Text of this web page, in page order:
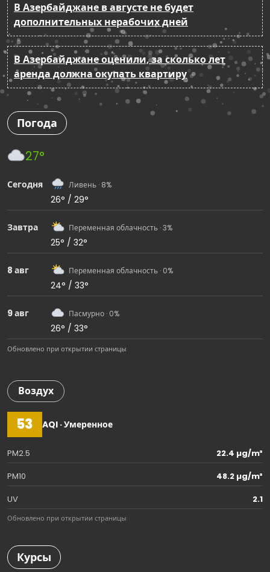
В Азербайджане в августе не будет
дополнительных нерабочих дней
В Азербайджане оценили, за сколько лет
аренда должна окупать квартиру
Погода
27°
Сегодня Ливень · 8%
26° / 29°
Завтра Переменная облачность · 3%
25° / 32°
8 авг Переменная облачность · 0%
24° / 33°
9 авг Пасмурно · 0%
26° / 33°
Обновлено при открытии страницы
Воздух
53 AQI · Умеренное
PM2.5
22.4 µg/m³
PM10
48.2 µg/m³
UV
2.1
Обновлено при открытии страницы
Курсы